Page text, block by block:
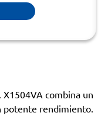
combina un
potente rendimiento.